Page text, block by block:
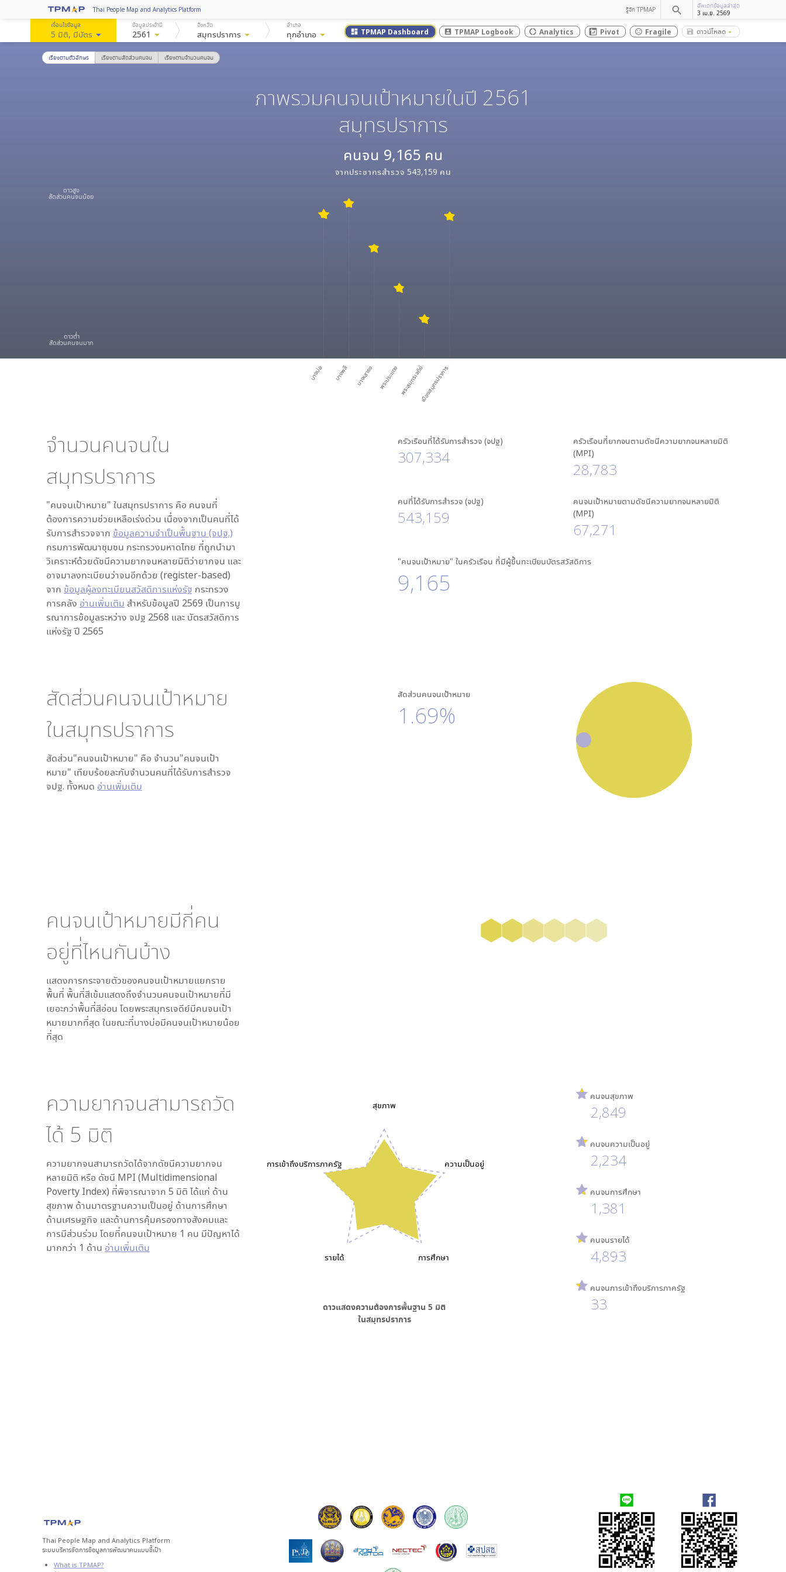
Thai People Map and Analytics Platform รู้จัก TPMAP search
อัพเดทข้อมูลล่าสุด
3 เม.ย. 2569
เงื่อนไขข้อมูล
5 มิติ, มีบัตรarrow_drop_down
ข้อมูลประจำปี
2561 arrow_drop_down
จังหวัด
สมุทรปราการarrow_drop_down
อำเภอ
ทุกอำเภอ arrow_drop_down dashboard TPMAP Dashboard account_box TPMAP Logbook donut_large Analytics Pivot sentiment_dissatisfied Fragile save_alt
ดาวน์โหลด arrow_drop_down
เรียงตามตัวอักษร เรียงตามสัดส่วนคนจน เรียงตามจำนวนคนจน
ภาพรวมคนจนเป้าหมายในปี 2561
สมุทรปราการ
คนจน 9,165 คน
จากประชากรสำรวจ 543,159 คน
บางบ่อ บางพลี บางเสาธง พระประแดง พระสมุทรเจดีย์เมืองสมุทรปราการ
ดาวสูง
สัดส่วนคนจนน้อย
ดาวต่ำ
สัดส่วนคนจนมาก
จำนวนคนจนใน
สมุทรปราการ
"คนจนเป้าหมาย" ในสมุทรปราการ คือ คนจนที่
ต้องการความช่วยเหลือเร่งด่วน เนื่องจากเป็นคนที่ได้
รับการสำรวจจาก ข้อมูลความจำเป็นพื้นฐาน (จปฐ.)
กรมการพัฒนาชุมชน กระทรวงมหาดไทย ที่ถูกนำมา
วิเคราะห์ด้วยดัชนีความยากจนหลายมิติว่ายากจน และ
อาจมาลงทะเบียนว่าจนอีกด้วย (register-based)
จาก ข้อมูลผู้ลงทะเบียนสวัสดิการแห่งรัฐ กระทรวง
การคลัง อ่านเพิ่มเติม สำหรับข้อมูลปี 2569 เป็นการบู
รณาการข้อมูลระหว่าง จปฐ 2568 และ บัตรสวัสดิการ
แห่งรัฐ ปี 2565
ครัวเรือนที่ได้รับการสำรวจ (จปฐ)
307,334
ครัวเรือนที่ยากจนตามดัชนีความยากจนหลายมิติ
(MPI)
28,783
คนที่ได้รับการสำรวจ (จปฐ)
543,159
คนจนเป้าหมายตามดัชนีความยากจนหลายมิติ
(MPI)
67,271
"คนจนเป้าหมาย" ในครัวเรือน ที่มีผู้ขึ้นทะเบียนบัตรสวัสดิการ
9,165
สัดส่วนคนจนเป้าหมาย
ในสมุทรปราการ
สัดส่วน"คนจนเป้าหมาย" คือ จำนวน"คนจนเป้า
หมาย" เทียบร้อยละกับจำนวนคนที่ได้รับการสำรวจ
จปฐ. ทั้งหมด อ่านเพิ่มเติม
สัดส่วนคนจนเป้าหมาย
1.69%
คนจนเป้าหมายมีกี่คน
อยู่ที่ไหนกันบ้าง
แสดงการกระจายตัวของคนจนเป้าหมายแยกราย
พื้นที่ พื้นที่สีเข้มแสดงถึงจำนวนคนจนเป้าหมายที่มี
เยอะกว่าพื้นที่สีอ่อน โดยพระสมุทรเจดีย์มีคนจนเป้า
หมายมากที่สุด ในขณะที่บางบ่อมีคนจนเป้าหมายน้อย
ที่สุด
ความยากจนสามารถวัด
ได้ 5 มิติ
ความยากจนสามารถวัดได้จากดัชนีความยากจน
หลายมิติ หรือ ดัชนี MPI (Multidimensional
Poverty Index) ที่พิจารณาจาก 5 มิติ ได้แก่ ด้าน
สุขภาพ ด้านมาตรฐานความเป็นอยู่ ด้านการศึกษา
ด้านเศรษฐกิจ และด้านการคุ้มครองทางสังคมและ
การมีส่วนร่วม โดยที่คนจนเป้าหมาย 1 คน มีปัญหาได้
มากกว่า 1 ด้าน อ่านเพิ่มเติม
สุขภาพ
ความเป็นอยู่
การศึกษา
รายได้
การเข้าถึงบริการภาครัฐ
ดาวแสดงความต้องการพื้นฐาน 5 มิติ
ในสมุทรปราการ
คนจนสุขภาพ
2,849
คนจนความเป็นอยู่
2,234
คนจนการศึกษา
1,381
คนจนรายได้
4,893
คนจนการเข้าถึงบริการภาครัฐ
33
Thai People Map and Analytics Platform
ระบบบริหารจัดการข้อมูลการพัฒนาคนแบบชี้เป้า
What is TPMAP?